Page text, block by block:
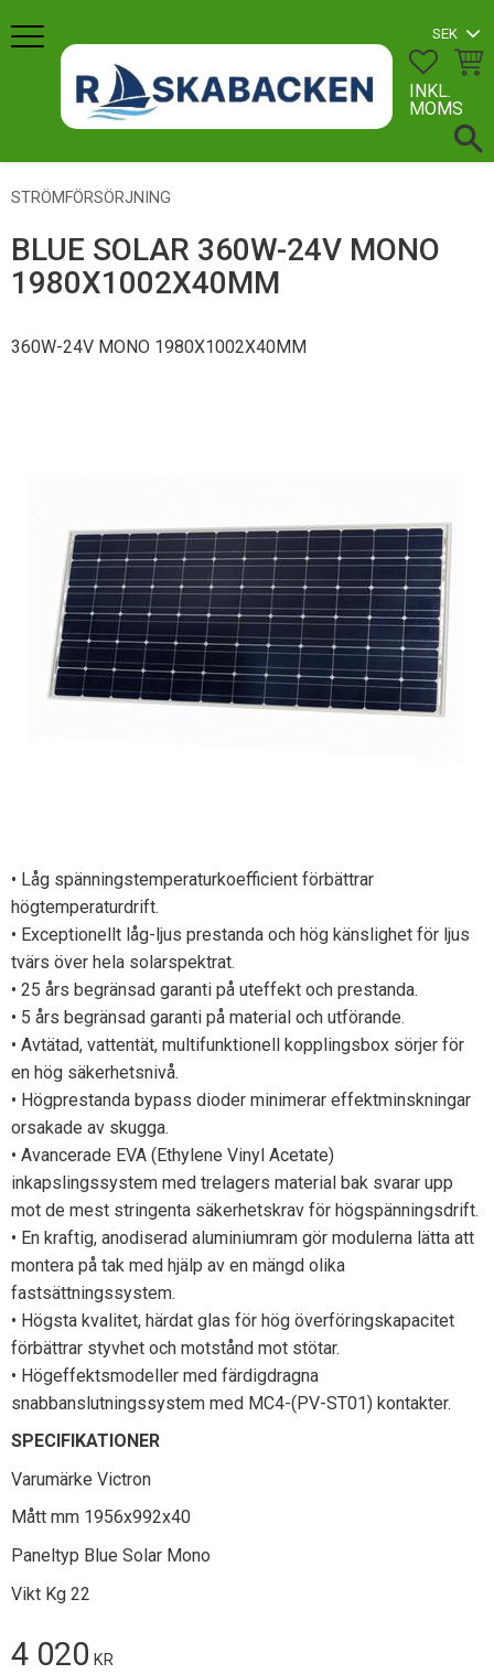
Meny
INKL.
MOMS
STRÖMFÖRSÖRJNING
BLUE SOLAR 360W-24V MONO
1980X1002X40MM
360W-24V MONO 1980X1002X40MM
• Låg spänningstemperaturkoefficient förbättrar
högtemperaturdrift.
• Exceptionellt låg-ljus prestanda och hög känslighet för ljus
tvärs över hela solarspektrat.
• 25 års begränsad garanti på uteffekt och prestanda.
• 5 års begränsad garanti på material och utförande.
• Avtätad, vattentät, multifunktionell kopplingsbox sörjer för
en hög säkerhetsnivå.
• Högprestanda bypass dioder minimerar effektminskningar
orsakade av skugga.
• Avancerade EVA (Ethylene Vinyl Acetate)
inkapslingssystem med trelagers material bak svarar upp
mot de mest stringenta säkerhetskrav för högspänningsdrift.
• En kraftig, anodiserad aluminiumram gör modulerna lätta att
montera på tak med hjälp av en mängd olika
fastsättningssystem.
• Högsta kvalitet, härdat glas för hög överföringskapacitet
förbättrar styvhet och motstånd mot stötar.
• Högeffektsmodeller med färdigdragna
snabbanslutningssystem med MC4-(PV-ST01) kontakter.
SPECIFIKATIONER
Varumärke Victron
Mått mm 1956x992x40
Paneltyp Blue Solar Mono
Vikt Kg 22
4 020 KR